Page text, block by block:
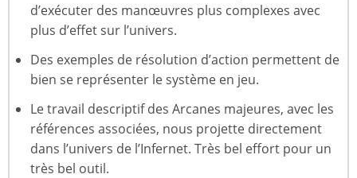
d’exécuter des manœuvres plus complexes avec
plus d’effet sur l’univers.
Des exemples de résolution d’action permettent de
bien se représenter le système en jeu.
Le travail descriptif des Arcanes majeures, avec les
références associées, nous projette directement
dans l’univers de l’Infernet. Très bel effort pour un
très bel outil.